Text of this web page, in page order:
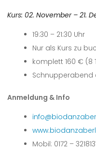
Kurs: 02. November – 21.
19:30 – 21:30 Uhr
Nur als Kurs zu
komplett 160 € (8
Schnupperabend
Anmeldung & Info
Mobil: 0172 –